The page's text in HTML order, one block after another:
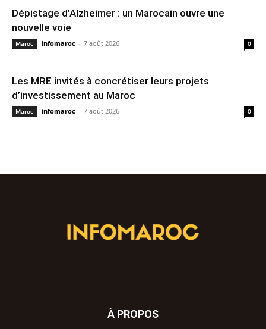
Dépistage d’Alzheimer : un Marocain ouvre une
nouvelle voie
Maroc infomaroc - 7 août 2026 0
Les MRE invités à concrétiser leurs projets
d’investissement au Maroc
Maroc infomaroc - 7 août 2026 0
À PROPOS